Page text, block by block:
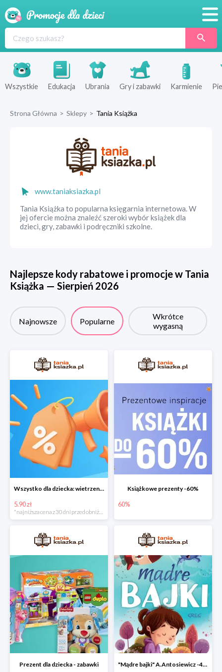
Produkty
Sklepy
Wszystkie Edukacja Ubrania Gry i zabawki Karmienie
Strona Główna > Sklepy > Tania Książka
www.taniaksiazka.pl
Tania Książka to popularna księgarnia internetowa. W
jej ofercie można znaleźć szeroki wybór książek dla
dzieci, gry, zabawki i podręczniki szkolne.
Najlepsze kody rabatowe i promocje w Tania
Książka — Sierpień 2026
Najnowsze Popularne
Wkrótce
wygasną
Wszystko dla dziecka: wietrzenie magazynu
5.90 zł
*najniższa cena z 30 dni przed obniżką
Książkowe prezenty -60%
60%
Prezent dla dziecka - zabawki "Mądre bajki" A.Antosiewicz -40%